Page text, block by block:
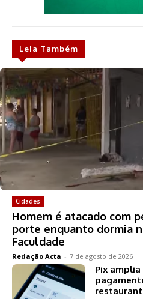
Leia Também
Cidades
Homem é atacado com
porte enquanto dormia
Faculdade
Redação Acta - 7 de agosto de 2026
Pix